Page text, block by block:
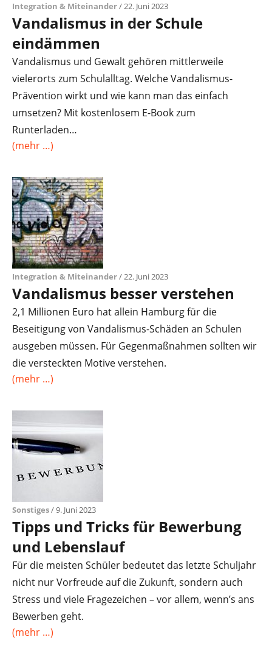
Integration & Miteinander/ 22. Juni 2023
Vandalismus in der Schule
eindämmen
Vandalismus und Gewalt gehören mittlerweile
vielerorts zum Schulalltag. Welche Vandalismus-
Prävention wirkt und wie kann man das einfach
umsetzen? Mit kostenlosem E-Book zum
Runterladen…
(mehr …)
Integration & Miteinander/ 22. Juni 2023
Vandalismus besser verstehen
2,1 Millionen Euro hat allein Hamburg für die
Beseitigung von Vandalismus-Schäden an Schulen
ausgeben müssen. Für Gegenmaßnahmen sollten wir
die versteckten Motive verstehen.
(mehr …)
Sonstiges/ 9. Juni 2023
Tipps und Tricks für Bewerbung
und Lebenslauf
Für die meisten Schüler bedeutet das letzte Schuljahr
nicht nur Vorfreude auf die Zukunft, sondern auch
Stress und viele Fragezeichen – vor allem, wenn’s ans
Bewerben geht.
(mehr …)